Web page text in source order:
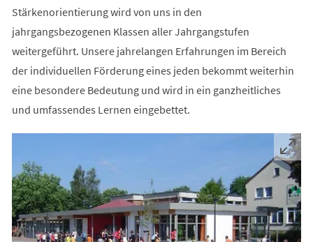
Stärkenorientierung wird von uns in den
jahrgangsbezogenen Klassen aller Jahrgangstufen
weitergeführt. Unsere jahrelangen Erfahrungen im Bereich
der individuellen Förderung eines jeden bekommt weiterhin
eine besondere Bedeutung und wird in ein ganzheitliches
und umfassendes Lernen eingebettet.